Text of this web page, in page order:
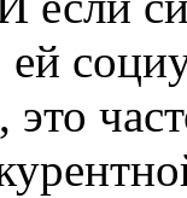
ей
это